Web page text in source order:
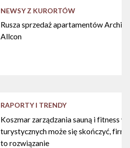
NEWSY Z KURORTÓW
Rusza sprzedaż apartamentów
Allcon
RAPORTY I TRENDY
Koszmar zarządzania sauną i fitness w
turystycznych może się skończyć,
to rozwiązanie